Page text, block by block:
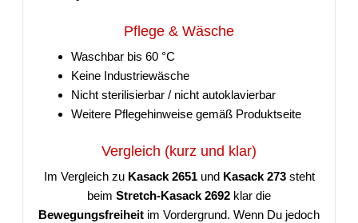
Pflege & Wäsche
Waschbar bis 60 °C
Keine Industriewäsche
Nicht sterilisierbar / nicht autoklavierbar
Weitere Pflegehinweise gemäß Produktseite
Vergleich (kurz und klar)
Im Vergleich zu Kasack 2651und Kasack 273steht
beim Stretch-Kasack 2692 klar die
Bewegungsfreiheit im Vordergrund. Wenn Du jedoch